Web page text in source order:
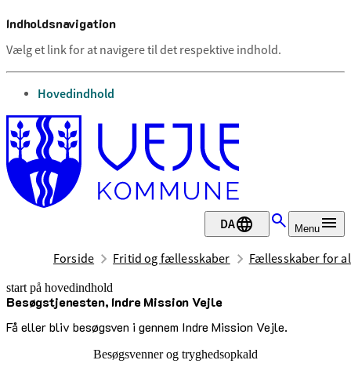
Indholdsnavigation
Vælg et link for at navigere til det respektive indhold.
gå til
Hovedindhold
DA Menu
Forside Fritid og fællesskaber Fællesskaber for
start på hovedindhold
Besøgstjenesten, Indre Mission Vejle
Få eller bliv besøgsven i gennem Indre Mission Vejle.
senest opdateret 29. juni 2026
Besøgsvenner og tryghedsopkald